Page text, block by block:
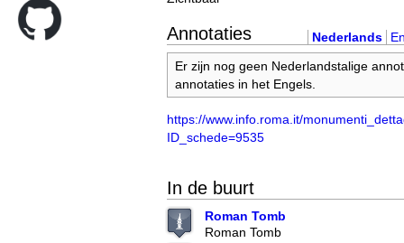
Annotaties Nederlands
Er zijn nog geen Nederlandstalige
annotaties in het Engels.
https://www.info.roma.it/
ID_schede=9535
In de buurt
Roman Tomb
Roman Tomb